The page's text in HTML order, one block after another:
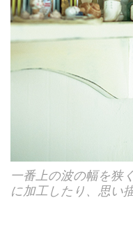
一番上の波の幅を狭
に加工したり、思い